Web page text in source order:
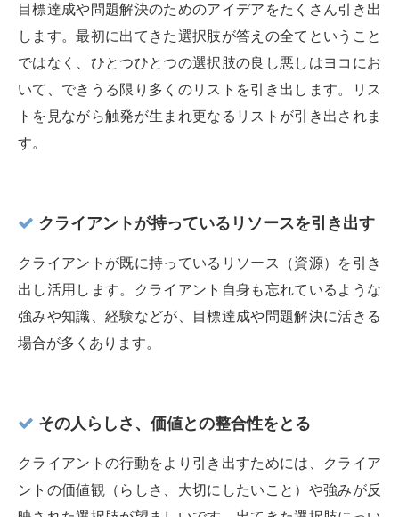
目標達成や問題解決のためのアイデアをたくさん引き出
します。最初に出てきた選択肢が答えの全てということ
ではなく、ひとつひとつの選択肢の良し悪しはヨコにお
いて、できうる限り多くのリストを引き出します。リス
トを見ながら触発が生まれ更なるリストが引き出されま
す。
クライアントが持っているリソースを引き出す
クライアントが既に持っているリソース（資源）を引き
出し活用します。クライアント自身も忘れているような
強みや知識、経験などが、目標達成や問題解決に活きる
場合が多くあります。
その人らしさ、価値との整合性をとる
クライアントの行動をより引き出すためには、クライア
ントの価値観（らしさ、大切にしたいこと）や強みが反